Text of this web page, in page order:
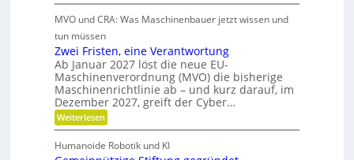
t
t
o
f
f
b
r
n
a
n
k
Ö
l
a
u
s
g
e
t
e
b
e
l
o
s
s
i
h
e
r
R
o
u
t
e
g
n
i
t
u
r
-
S
e
n
s
o
r
MVO und CRA: Was Maschinenbauer jetzt wissen und
tun müssen
Zwei Fristen, eine Verantwortung
Ab Januar 2027 löst die neue EU-
Maschinenverordnung (MVO) die bisherige
Maschinenrichtlinie ab – und kurz darauf, im
Dezember 2027, greift der Cyber…
Weiterlesen:
Z
e
Humanoide Robotik und KI